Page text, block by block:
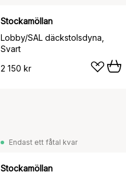
Stockamöllan
Lobby/SAL däckstolsdyna,
Svart
2 150 kr
Endast ett fåtal kvar
Stockamöllan